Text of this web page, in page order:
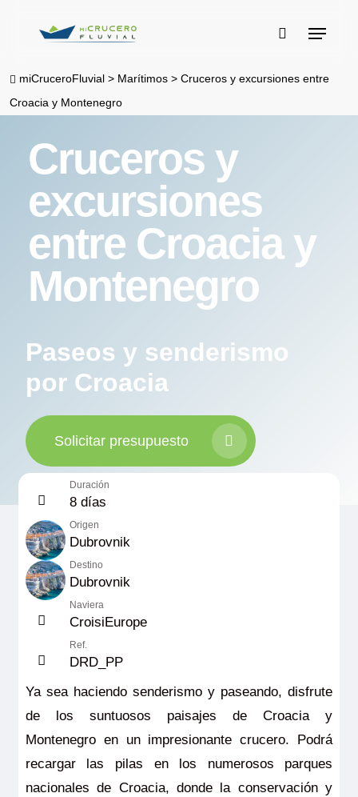
content
buscar
Menu
miCruceroFluvial > Marítimos >Cruceros y excursiones entre
Croacia y Montenegro
Cruceros y
excursiones
entre Croacia y
Montenegro
Paseos y senderismo
por Croacia
Solicitar presupuesto
Duración
8 días
Origen
Dubrovnik
Destino
Dubrovnik
Naviera
CroisiEurope
Ref.
DRD_PP
Ya sea haciendo senderismo y paseando, disfrute
de los suntuosos paisajes de Croacia y
Montenegro en un impresionante crucero. Podrá
recargar las pilas en los numerosos parques
nacionales de Croacia, donde la conservación y